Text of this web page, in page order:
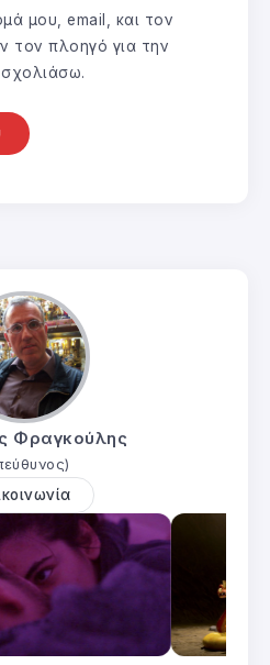
μου, email, και τον
τον πλοηγό για την
Φραγκούλης